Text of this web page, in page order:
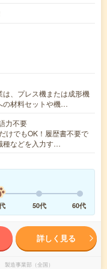
は、プレス機または成形機
の材料セットや機…
力不要
けでもOK！履歴書不要で
種などを入力す…
50代 60代
詳しく見る
造事業部（全国）